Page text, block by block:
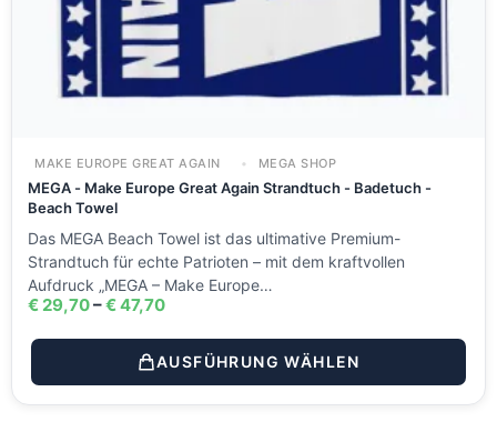
MAKE EUROPE GREAT AGAIN MEGA SHOP
MEGA - Make Europe Great Again Strandtuch - Badetuch -
Beach Towel
Das MEGA Beach Towel ist das ultimative Premium-
Strandtuch für echte Patrioten – mit dem kraftvollen
Aufdruck „MEGA – Make Europe…
€ 29,70–€47,70
AUSFÜHRUNG WÄHLEN